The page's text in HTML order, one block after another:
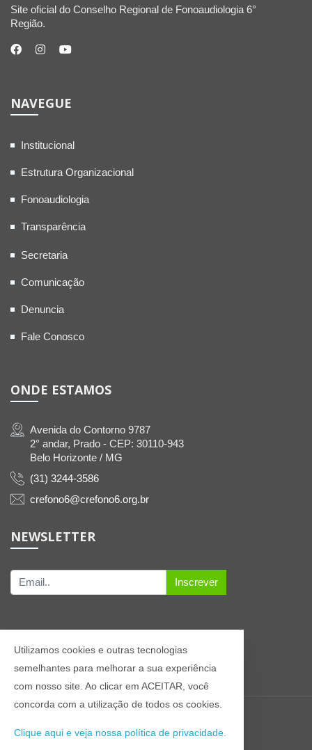
Site oficial do Conselho Regional de Fonoaudiologia 6°
Região.
NAVEGUE
Institucional
Estrutura Organizacional
Fonoaudiologia
Transparência
Secretaria
Comunicação
Denuncia
Fale Conosco
ONDE ESTAMOS
Avenida do Contorno 9787
2° andar, Prado - CEP: 30110-943
Belo Horizonte / MG
(31) 3244-3586
crefono6@crefono6.org.br
NEWSLETTER
Inscrever
© 2021 Todos os direitos reservados CREFONO6
Utilizamos cookies e outras tecnologias
semelhantes para melhorar a sua experiência
com nosso site. Ao clicar em ACEITAR, você
concorda com a utilização de todos os cookies.
Clique aqui e veja nossa política de privacidade.